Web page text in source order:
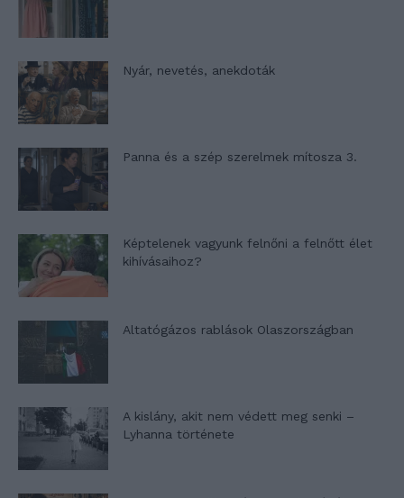
Nyár, nevetés, anekdoták
Panna és a szép szerelmek mítosza 3.
Képtelenek vagyunk felnőni a felnőtt élet
kihívásaihoz?
Altatógázos rablások Olaszországban
A kislány, akit nem védett meg senki –
Lyhanna története